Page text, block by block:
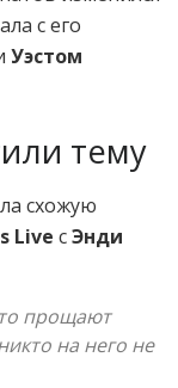
с его
Уэстом
тему
схожую
Live сЭнди
прощают
на него не